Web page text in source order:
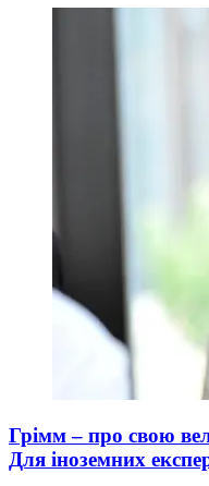
Грімм – про свою
Для іноземних